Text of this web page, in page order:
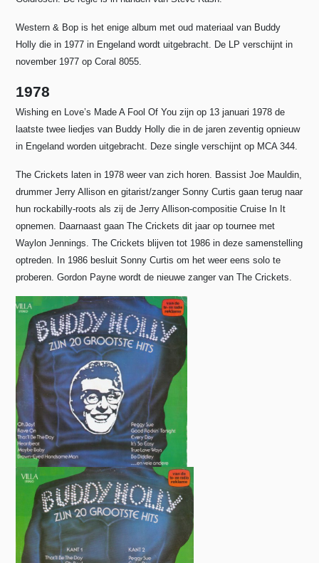
Western & Bop is het enige album met oud materiaal van Buddy
Holly die in 1977 in Engeland wordt uitgebracht. De LP verschijnt in
november 1977 op Coral 8055.
1978
Wishing en Love’s Made A Fool Of You zijn op 13 januari 1978 de
laatste twee liedjes van Buddy Holly die in de jaren zeventig opnieuw
in Engeland worden uitgebracht. Deze single verschijnt op MCA 344.
The Crickets laten in 1978 weer van zich horen. Bassist Joe Mauldin,
drummer Jerry Allison en gitarist/zanger Sonny Curtis gaan terug naar
hun rockabilly-roots als zij de Jerry Allison-compositie Cruise In It
opnemen. Daarnaast gaan The Crickets dit jaar op tournee met
Waylon Jennings. The Crickets blijven tot 1986 in deze samenstelling
optreden. In 1986 besluit Sonny Curtis om het weer eens solo te
proberen. Gordon Payne wordt de nieuwe zanger van The Crickets.